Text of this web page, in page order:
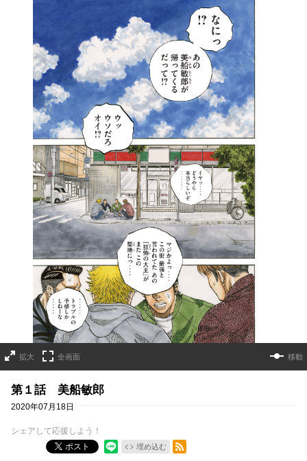
拡大 全画面 移動
第１話 美船敏郎
2020年07月18日
シェアして応援しよう！
ポスト
埋め込む
RSSフィード